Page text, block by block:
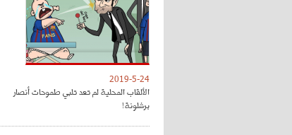
2019-5-24
الألقاب المحلية لم تعد تلبي طموحات أنصار
برشلونة!